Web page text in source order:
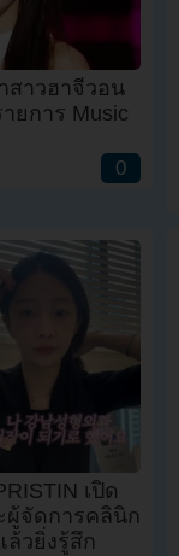
สาวฮาจีวอน
ยการ Music
0
เปิด
ผู้จัดการคลินิก
ล้วยิ่งรู้สึก